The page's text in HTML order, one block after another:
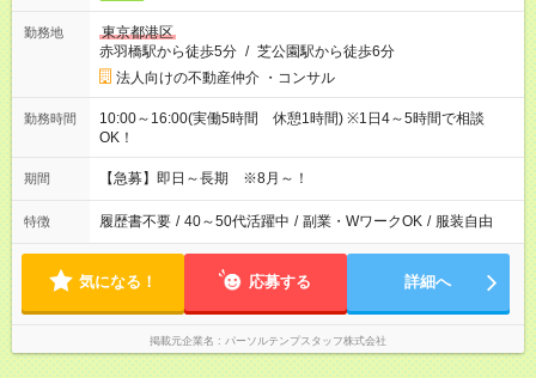
勤務地
東京都港区
赤羽橋駅から徒歩5分 / 芝公園駅から徒歩6分
法人向けの不動産仲介 ・コンサル
勤務時間
10:00～16:00(実働5時間 休憩1時間) ※1日4～5時間で相談
OK！
期間 【急募】即日～長期 ※8月～！
特徴 履歴書不要 / 40～50代活躍中 / 副業・WワークOK / 服装自由
気になる！ 応募する 詳細へ
掲載元企業名 パーソルテンプスタッフ株式会社